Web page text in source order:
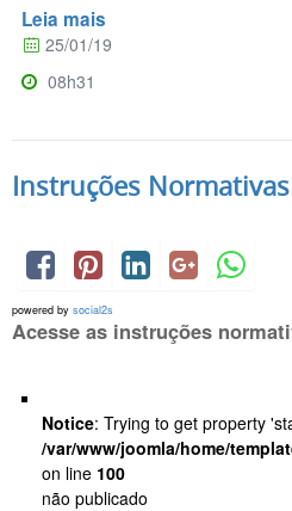
Leia mais
25/01/19
08h31
Instruções Normativas
powered by social2s
Acesse as instruções
Notice: Trying to get property
/var/www/joomla/home/
on line 100
não publicado